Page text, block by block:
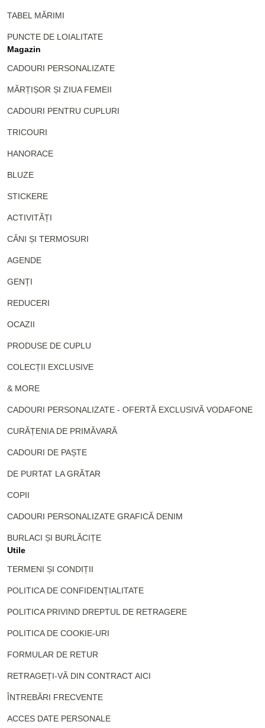
TABEL MĂRIMI
PUNCTE DE LOIALITATE
Magazin
CADOURI PERSONALIZATE
MĂRȚIȘOR ȘI ZIUA FEMEII
CADOURI PENTRU CUPLURI
TRICOURI
HANORACE
BLUZE
STICKERE
ACTIVITĂȚI
CĂNI ȘI TERMOSURI
AGENDE
GENȚI
REDUCERI
OCAZII
PRODUSE DE CUPLU
COLECȚII EXCLUSIVE
& MORE
CADOURI PERSONALIZATE - OFERTĂ EXCLUSIVĂ VODAFONE
CURĂȚENIA DE PRIMĂVARĂ
CADOURI DE PAȘTE
DE PURTAT LA GRĂTAR
COPII
CADOURI PERSONALIZATE GRAFICĂ DENIM
BURLACI ȘI BURLĂCIȚE
Utile
TERMENI ȘI CONDIȚII
POLITICA DE CONFIDENȚIALITATE
POLITICA PRIVIND DREPTUL DE RETRAGERE
POLITICA DE COOKIE-URI
FORMULAR DE RETUR
RETRAGEȚI-VĂ DIN CONTRACT AICI
ÎNTREBĂRI FRECVENTE
ACCES DATE PERSONALE